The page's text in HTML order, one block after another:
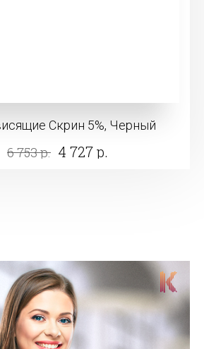
Скрин 5%, Черный
6 753 р. 4 727 р.